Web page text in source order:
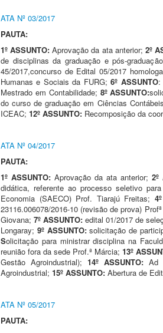
ATA Nº 03/2017
PAUTA:
1º ASSUNTO: Aprovação da ata anterior; 2º
de disciplinas da graduação e pós-
45/2017,concurso de Edital 05/2017
Humanas e Sociais da FURG;6º ASSUNTO:
Mestrado em Contabilidade; 8º ASSUNTO:
do curso de graduação em Ciências
ICEAC; 12º ASSUNTO: Recomposição da
ATA Nº 04/2017
PAUTA:
1º ASSUNTO:Aprovação da ata anterior; 2º
didática, referente ao processo seletivo
Economia (SAECO) Prof. Tiarajú Freitas;
23116.006078/2016-10 (revisão de prova)
Giovana; 7º ASSUNTO: edital 01/2017 de
Longaray; 9º ASSUNTO:solicitação de
Solicitação para ministrar disciplina na
reunião fora da sede Prof.ª Márcia;13º
Gestão Agroindustrial);14º ASSUNTO:Ad
Agroindustrial; 15º ASSUNTO: Abertura de
ATA Nº 05/2017
PAUTA: